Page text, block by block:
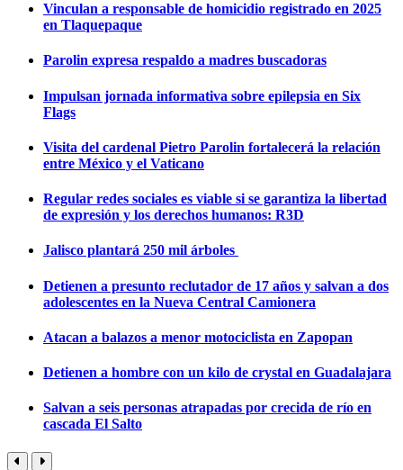
Vinculan a responsable de homicidio registrado en 2025
en Tlaquepaque
Parolin expresa respaldo a madres buscadoras
Impulsan jornada informativa sobre epilepsia en Six
Flags
Visita del cardenal Pietro Parolin fortalecerá la relación
entre México y el Vaticano
Regular redes sociales es viable si se garantiza la libertad
de expresión y los derechos humanos: R3D
Jalisco plantará 250 mil árboles
Detienen a presunto reclutador de 17 años y salvan a dos
adolescentes en la Nueva Central Camionera
Atacan a balazos a menor motociclista en Zapopan
Detienen a hombre con un kilo de crystal en Guadalajara
Salvan a seis personas atrapadas por crecida de río en
cascada El Salto